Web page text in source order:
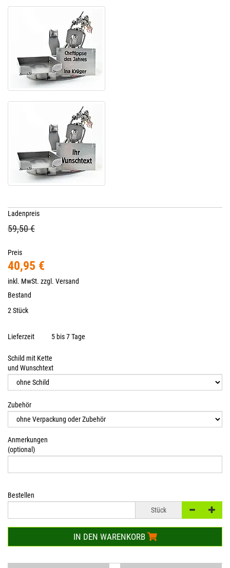
Ladenpreis
59,50 €
Preis
40,95 €
inkl. MwSt. zzgl. Versand
Bestand
2 Stück
Lieferzeit 5 bis 7 Tage
Schild mit Kette
und Wunschtext
Zubehör
Anmerkungen
(optional)
Bestellen
Stück
IN DEN WARENKORB